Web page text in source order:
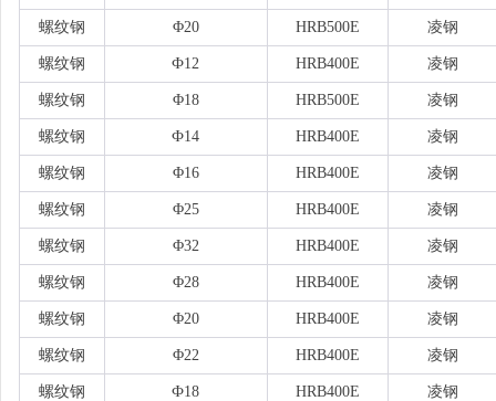
螺纹钢 Φ20 HRB500E 凌钢
螺纹钢 Ф12 HRB400E 凌钢
螺纹钢 Φ18 HRB500E 凌钢
螺纹钢 Ф14 HRB400E 凌钢
螺纹钢 Φ16 HRB400E 凌钢
螺纹钢 Φ25 HRB400E 凌钢
螺纹钢 Φ32 HRB400E 凌钢
螺纹钢 Φ28 HRB400E 凌钢
螺纹钢 Φ20 HRB400E 凌钢
螺纹钢 Φ22 HRB400E 凌钢
螺纹钢 Ф18 HRB400E 凌钢